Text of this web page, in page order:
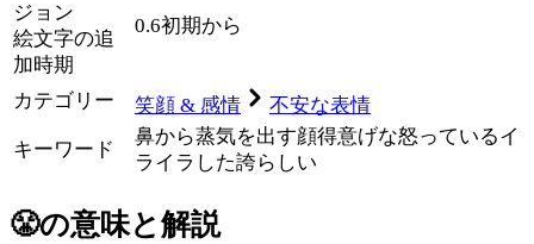
ジョン
絵文字の追
加時期
0.6初期から
カテゴリー 笑顔 & 感情
不安な表情
キーワード
鼻から蒸気を出す顔得意げな怒っているイ
ライラした誇らしい
😤の意味と解説